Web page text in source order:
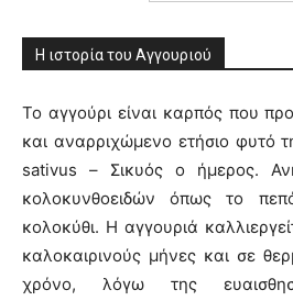
Η ιστορία του Αγγουριού
Το αγγούρι είναι καρπός που
και αναρριχώμενο ετήσιο φυτό
sativus – Σικυός ο ήμερος.
κολοκυνθοειδών όπως το
κολοκύθι. Η αγγουριά
καλοκαιρινούς μήνες και σε
χρόνο, λόγω της